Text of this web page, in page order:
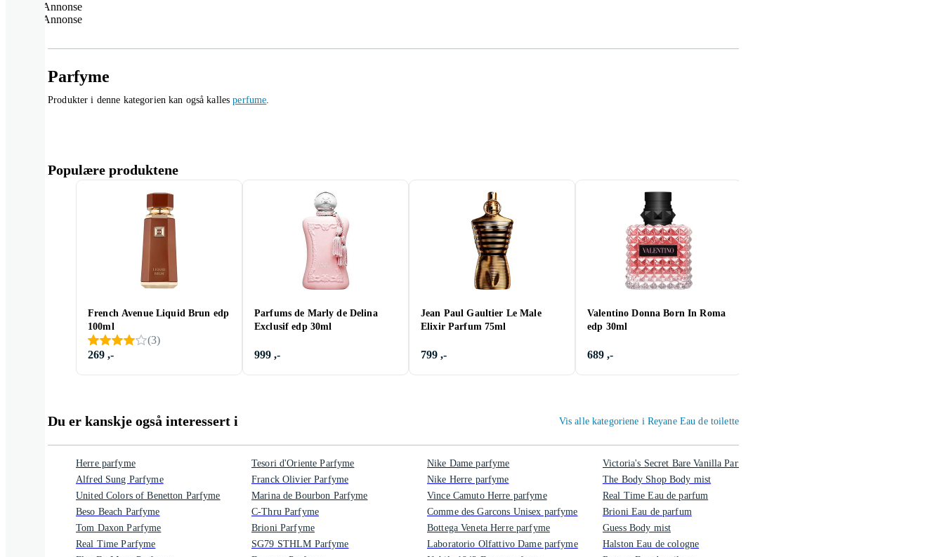
Annonse
Annonse
Parfyme
Produkter i denne kategorien kan også kallesperfume.
Populære produktene
French Avenue Liquid Brun edp
100ml
(3)
269 ,-
Parfums de Marly de Delina
Exclusif edp 30ml
999 ,-
Jean Paul Gaultier Le Male
Elixir Parfum 75ml
799 ,-
Valentino Donna Born In Roma
edp 30ml
689 ,-
Du er kanskje også interessert i Vis alle kategoriene i Reyane Eau de toilette
Herre parfyme
Alfred Sung Parfyme
United Colors of Benetton Parfyme
Beso Beach Parfyme
Tom Daxon Parfyme
Real Time Parfyme
Tesori d'Oriente Parfyme
Franck Olivier Parfyme
Marina de Bourbon Parfyme
C-Thru Parfyme
Brioni Parfyme
SG79 STHLM Parfyme
Nike Dame parfyme
Nike Herre parfyme
Vince Camuto Herre parfyme
Comme des Garcons Unisex parfyme
Bottega Veneta Herre parfyme
Laboratorio Olfattivo Dame parfyme
Victoria's Secret Bare Vanilla Parfyme
The Body Shop Body mist
Real Time Eau de parfum
Brioni Eau de parfum
Guess Body mist
Halston Eau de cologne